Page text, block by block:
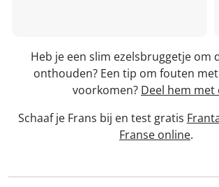
Heb je een slim ezelsbruggetje om
onthouden? Een tip om fouten
voorkomen? Deel hem met
Schaaf je Frans bij en test gratis
Franse online.